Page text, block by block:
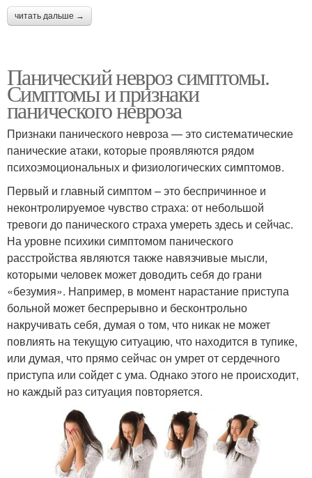
читать дальше →
Панический невроз симптомы.
Симптомы и признаки
панического невроза
Признаки панического невроза — это систематические
панические атаки, которые проявляются рядом
психоэмоциональных и физиологических симптомов.
Первый и главный симптом – это беспричинное и
неконтролируемое чувство страха: от небольшой
тревоги до панического страха умереть здесь и сейчас.
На уровне психики симптомом панического
расстройства являются также навязчивые мысли,
которыми человек может доводить себя до грани
«безумия». Например, в момент нарастание приступа
больной может беспрерывно и бесконтрольно
накручивать себя, думая о том, что никак не может
повлиять на текущую ситуацию, что находится в тупике,
или думая, что прямо сейчас он умрет от сердечного
приступа или сойдет с ума. Однако этого не происходит,
но каждый раз ситуация повторяется.